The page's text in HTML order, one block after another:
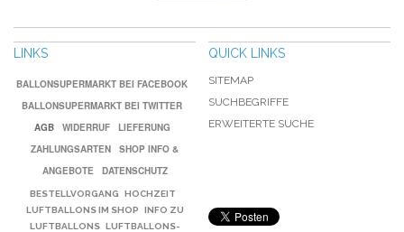
LINKS
BALLONSUPERMARKT BEI FACEBOOK
BALLONSUPERMARKT BEI TWITTER
AGB
WIDERRUF
LIEFERUNG
ZAHLUNGSARTEN
SHOP INFO &
ANGEBOTE
DATENSCHUTZ
BESTELLVORGANG
HOCHZEIT
LUFTBALLONS IM SHOP
INFO ZU
LUFTBALLONS LUFTBALLONS-
QUICK LINKS
SITEMAP
SUCHBEGRIFFE
ERWEITERTE SUCHE